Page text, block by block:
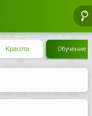
Красота Обучение